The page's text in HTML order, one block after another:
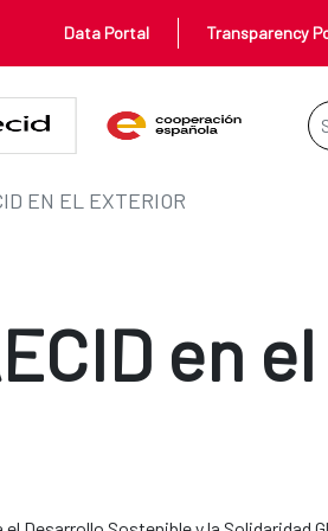
Data Portal Transparency
EN EL EXTERIOR
en